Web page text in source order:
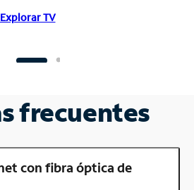
Explorar TV
frecuentes
con fibra óptica de